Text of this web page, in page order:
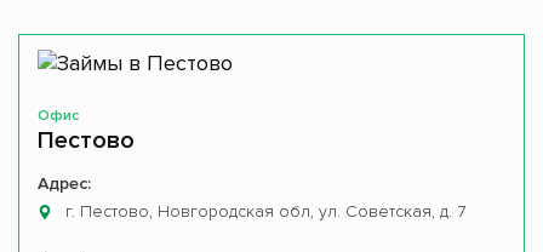
Офис
Пестово
Адрес:
г. Пестово, Новгородская обл, ул. Советская, д. 7